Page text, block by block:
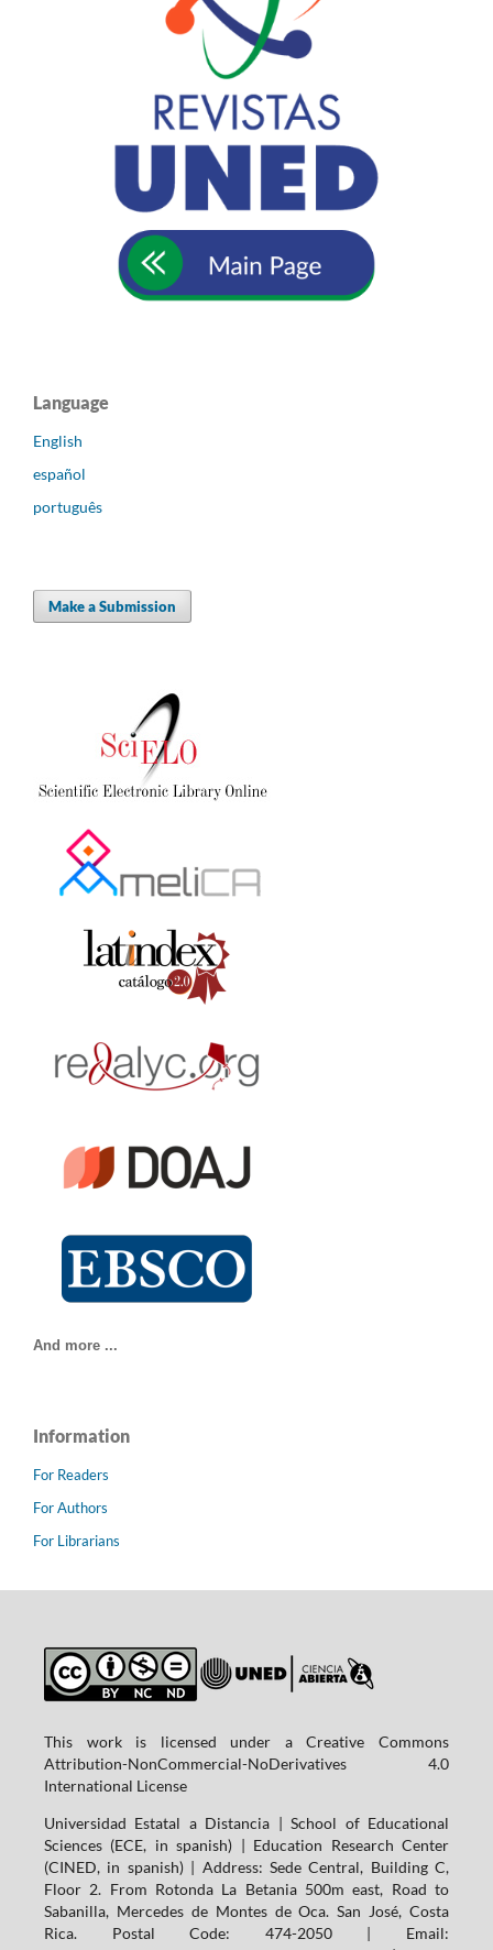
Language
English
español
português
Make a Submission
And more ...
Information
For Readers
For Authors
For Librarians
This work is licensed under a Creative Commons
Attribution-NonCommercial-NoDerivatives 4.0
International License
Universidad Estatal a Distancia | School of Educational
Sciences (ECE, in spanish) | Education Research Center
(CINED, in spanish) | Address: Sede Central, Building C,
Floor 2. From Rotonda La Betania 500m east, Road to
Sabanilla, Mercedes de Montes de Oca. San José, Costa
Rica. Postal Code: 474-2050 | Email: